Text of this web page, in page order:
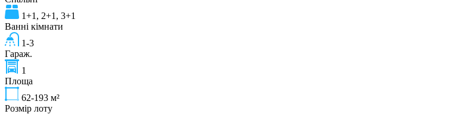
1+1, 2+1, 3+1
Ванні кімнати
1-3
Гараж.
1
Площа
62-193 м²
Розмір лоту